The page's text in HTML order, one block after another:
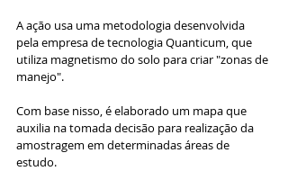
A ação usa uma metodologia desenvolvida
pela empresa de tecnologia Quanticum, que
utiliza magnetismo do solo para criar "zonas de
manejo".
Com base nisso, é elaborado um mapa que
auxilia na tomada decisão para realização da
amostragem em determinadas áreas de
estudo.